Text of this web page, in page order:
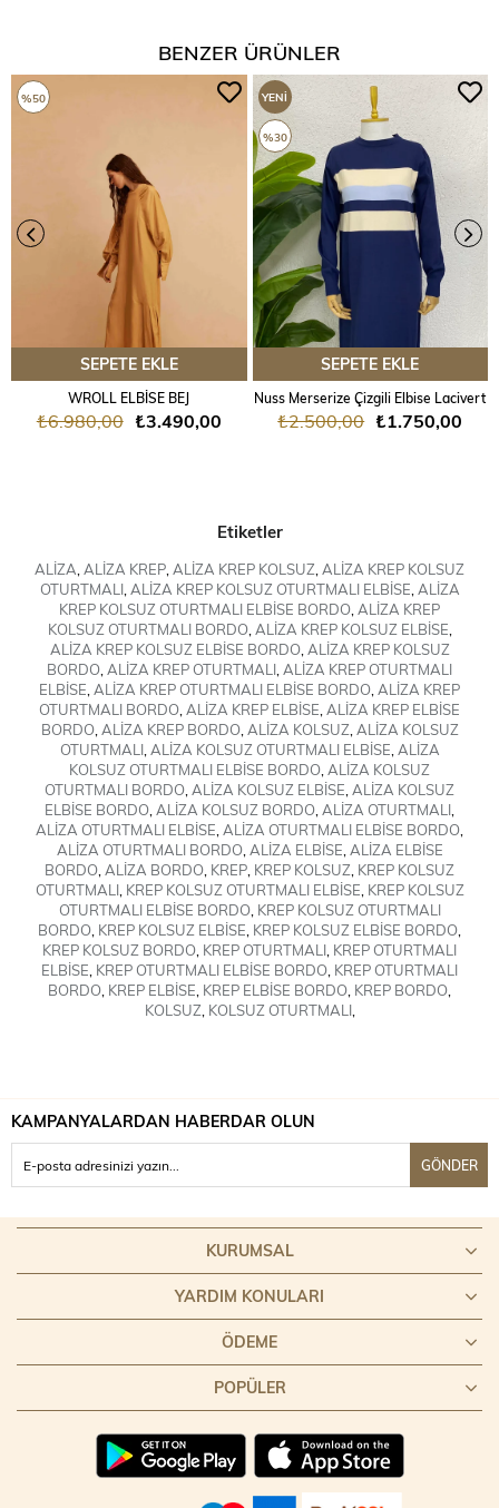
BENZER ÜRÜNLER
SEPETE EKLE
WROLL ELBİSE BEJ
₺3.490,00
₺6.980,00
%50
SEPETE EKLE
Nuss Merserize Çizgili Elbise Lacivert
₺1.750,00
₺2.500,00
YENI
ÜRÜN
%30
Etiketler
ALİZA ALİZA KREP ALİZA KREP KOLSUZ ALİZA KREP KOLSUZ
OTURTMALI, ALİZA KREP KOLSUZ OTURTMALI ELBİSE ALİZA
KREP KOLSUZ OTURTMALI ELBİSE BORDO ALİZA KREP
KOLSUZ OTURTMALI BORDO, ALİZA KREP KOLSUZ ELBİSE
ALİZA KREP KOLSUZ ELBİSE BORDO, ALİZA KREP KOLSUZ
BORDO ALİZA KREP OTURTMALI ALİZA KREP OTURTMALI
ELBİSE ALİZA KREP OTURTMALI ELBİSE BORDO ALİZA KREP
OTURTMALI BORDO ALİZA KREP ELBİSE ALİZA KREP ELBİSE
BORDO, ALİZA KREP BORDO, ALİZA KOLSUZ ALİZA KOLSUZ
OTURTMALI, ALİZA KOLSUZ OTURTMALI ELBİSE ALİZA
KOLSUZ OTURTMALI ELBİSE BORDO ALİZA KOLSUZ
OTURTMALI BORDO ALİZA KOLSUZ ELBİSE ALİZA KOLSUZ
ELBİSE BORDO ALİZA KOLSUZ BORDO ALİZA OTURTMALI
ALİZA OTURTMALI ELBİSE ALİZA OTURTMALI ELBİSE BORDO
ALİZA OTURTMALI BORDO, ALİZA ELBİSE ALİZA ELBİSE
BORDO ALİZA BORDO KREP KREP KOLSUZ KREP KOLSUZ
OTURTMALI, KREP KOLSUZ OTURTMALI ELBİSE KREP KOLSUZ
OTURTMALI ELBİSE BORDO, KREP KOLSUZ OTURTMALI
BORDO KREP KOLSUZ ELBİSE KREP KOLSUZ ELBİSE BORDO
KREP KOLSUZ BORDO KREP OTURTMALI KREP OTURTMALI
ELBİSE KREP OTURTMALI ELBİSE BORDO KREP OTURTMALI
BORDO KREP ELBİSE KREP ELBİSE BORDO KREP BORDO
KOLSUZ KOLSUZ OTURTMALI,
KAMPANYALARDAN HABERDAR OLUN
GÖNDER
KURUMSAL
YARDIM KONULARI
ÖDEME
POPÜLER